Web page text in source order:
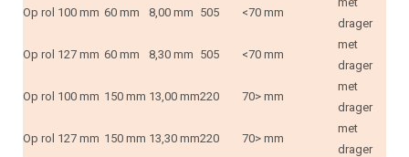
Op rol 100 mm 60 mm 8,00 mm 505 <70 mm
drager
Op rol 127 mm 60 mm 8,30 mm 505 <70 mm
met
drager
Op rol 100 mm 150 mm 13,00 mm220 70> mm
met
drager
Op rol 127 mm 150 mm 13,30 mm220 70> mm
met
drager